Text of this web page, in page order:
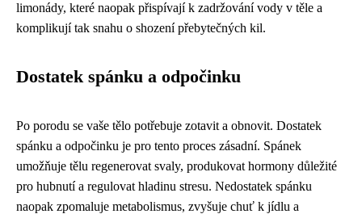
limonády, které naopak přispívají k zadržování vody v těle a
komplikují tak snahu o shození přebytečných kil.
Dostatek spánku a odpočinku
Po porodu se vaše tělo potřebuje zotavit a obnovit. Dostatek
spánku a odpočinku je pro tento proces zásadní. Spánek
umožňuje tělu regenerovat svaly, produkovat hormony důležité
pro hubnutí a regulovat hladinu stresu. Nedostatek spánku
naopak zpomaluje metabolismus, zvyšuje chuť k jídlu a